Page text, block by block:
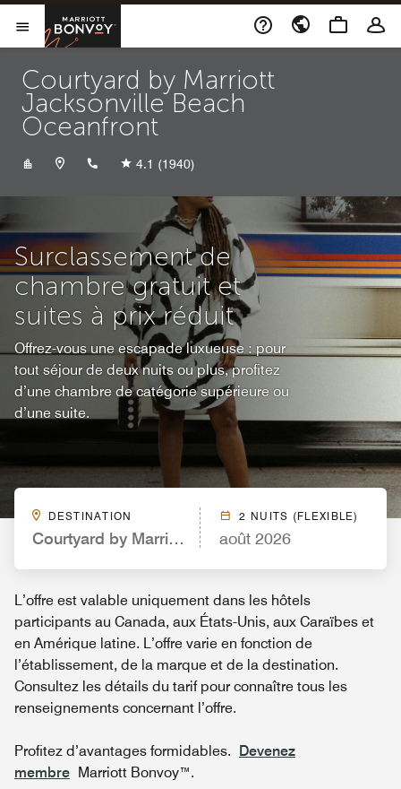
Skip to Content
Ouvrir le menu
Marriott Bonvoy
Courtyard by Marriott
Jacksonville Beach
Oceanfront
+19044350300
4.1 (1940)
Surclassement de
chambre gratuit et
suites à prix réduit
Offrez-vous une escapade luxueuse : pour
tout séjour de deux nuits ou plus, profitez
d’une chambre de catégorie supérieure ou
d’une suite.
DESTINATION
Courtyard by Marriott Jacksonville Beach
2 NUITS (FLEXIBLE)
août 2026
L’offre est valable uniquement dans les hôtels
participants au Canada, aux États-Unis, aux Caraïbes et
en Amérique latine. L’offre varie en fonction de
l’établissement, de la marque et de la destination.
Consultez les détails du tarif pour connaître tous les
renseignements concernant l’offre.
Profitez d’avantages formidables. Devenez
membre Marriott Bonvoy™.